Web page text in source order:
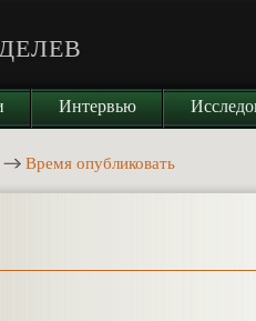
Интервью
Время опубликовать